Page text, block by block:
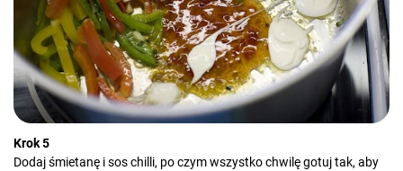
Krok 5
Dodaj śmietanę i sos chilli, po czym wszystko chwilę gotuj tak, aby